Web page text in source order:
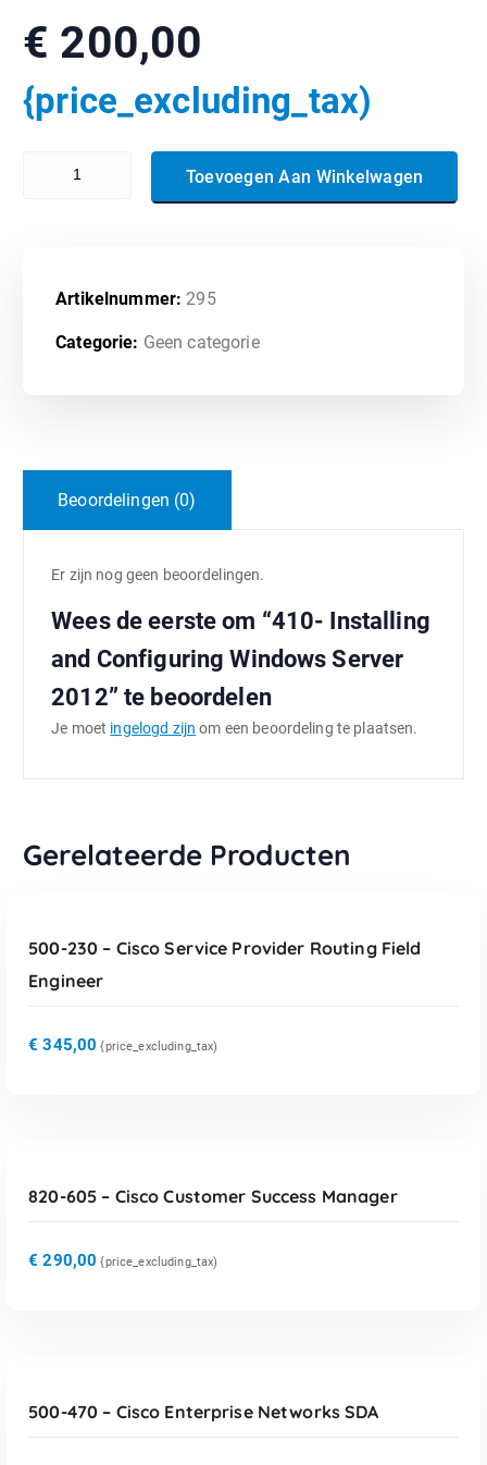
€ 200,00
{price_excluding_tax)
Toevoegen Aan Winkelwagen
Artikelnummer: 295
Categorie: Geen categorie
Beoordelingen (0)
Er zijn nog geen beoordelingen.
Wees de eerste om “410- Installing
and Configuring Windows Server
2012” te beoordelen
Je moet ingelogd zijn om een beoordeling te plaatsen.
Gerelateerde Producten
500-230 – Cisco Service Provider Routing Field
Engineer
€ 345,00 {price_excluding_tax)
820-605 – Cisco Customer Success Manager
€ 290,00 {price_excluding_tax)
500-470 – Cisco Enterprise Networks SDA